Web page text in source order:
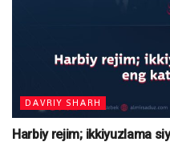
DAVRIY SHARH
Harbiy rejim; ikkiyuzlama